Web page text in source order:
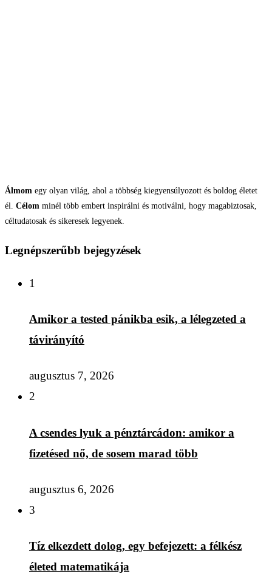
Álmom egy olyan világ, ahol a többség kiegyensúlyozott és boldog életet
él. Célom minél több embert inspirálni és motiválni, hogy magabiztosak,
céltudatosak és sikeresek legyenek.
Legnépszerűbb bejegyzések
1
Amikor a tested pánikba esik, a lélegzeted a
távirányító
augusztus 7, 2026
2
A csendes lyuk a pénztárcádon: amikor a
fizetésed nő, de sosem marad több
augusztus 6, 2026
3
Tíz elkezdett dolog, egy befejezett: a félkész
életed matematikája